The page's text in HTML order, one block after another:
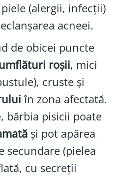
(alergii, infecții)
acneei.
de obicei puncte
roșii, mici
cruste și
în zona afectată.
bărbia pisicii poate
și pot apărea
secundare (pielea
cu secreții